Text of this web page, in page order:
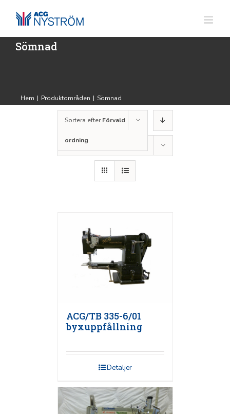
innehållet
Sömnad
Hem | Produktområden | Sömnad
Sortera efterFörvald
ordning
12 produkter
ACG/TB 335-6/01
byxuppfållning
Detaljer